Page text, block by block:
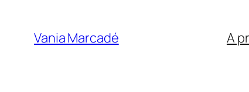
contenu
Vania Marcadé A